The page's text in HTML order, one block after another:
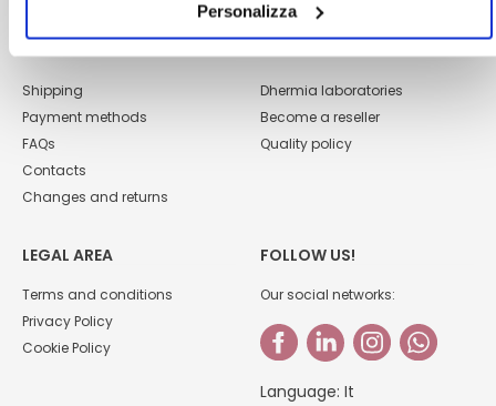
Personalizza
CUSTOMER CARE
Shipping
Payment methods
FAQs
Contacts
Changes and returns
ABOUT US
Dhermia laboratories
Become a reseller
Quality policy
LEGAL AREA
Terms and conditions
Privacy Policy
Cookie Policy
FOLLOW US!
Our social networks:
Language:It